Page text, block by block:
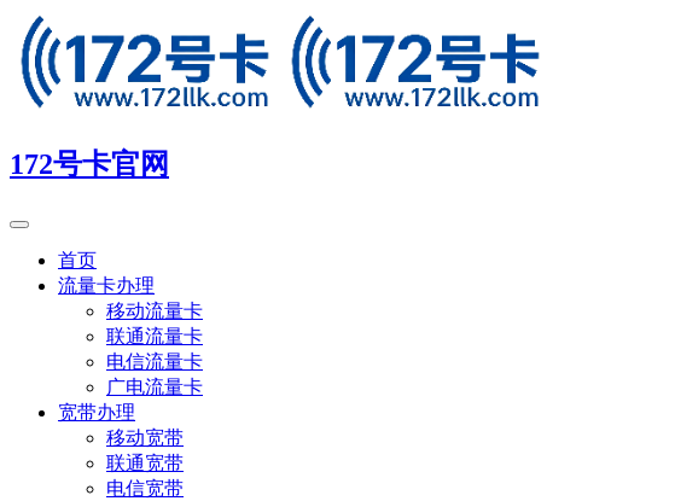
172号卡官网
首页
流量卡办理
移动流量卡
联通流量卡
电信流量卡
广电流量卡
宽带办理
移动宽带
联通宽带
电信宽带